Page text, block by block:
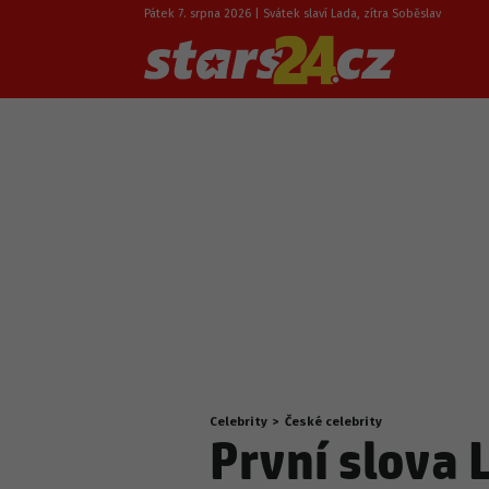
Pátek 7. srpna 2026 | Svátek slaví Lada, zítra Soběslav
Nacházíte
se
zde:
Celebrity > České celebrity
První slova